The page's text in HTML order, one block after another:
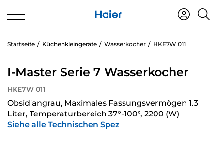
Startseite Küchenkleingeräte Wasserkocher HKE7W 011
I-Master Serie 7 Wasserkocher
HKE7W 011
Obsidiangrau, Maximales Fassungsvermögen 1.3
Liter, Temperaturbereich 37°-100°, 2200 (W)
Siehe alle Technischen Spez